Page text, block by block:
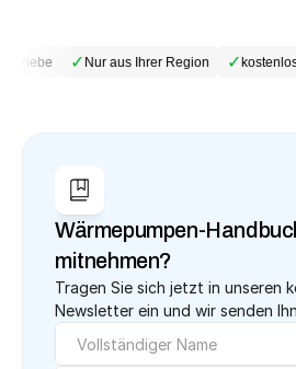
✓Nur aus Ihrer Region ✓
Wärmepumpen-
mitnehmen?
Tragen Sie sich jetzt in unseren
Newsletter ein und wir senden